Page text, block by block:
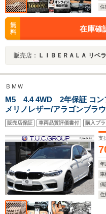
住
無
料
在庫確
販売店： ＬＩＢＥＲＡＬＡ リベ
ＢＭＷ
M5 4.4 4WD 2年保証 コン
メリノレザー/アラゴンブラ
ンカードン 4ゾーンエアコン
ジ 全席ヒーター セラミック
LEDH
販売店保証 車両品質評価書付 購入プ
支
年
車
保
住